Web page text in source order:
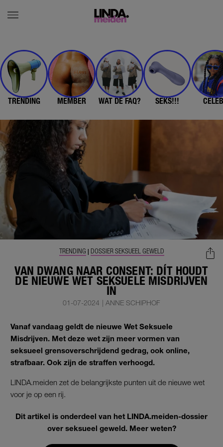
TRENDING MEMBER WAT DE FAQ? SEKS!!!
VAN DWANG NAAR CONSENT: DÍT HOUDT
DE NIEUWE WET SEKSUELE MISDRIJVEN
IN
TRENDING | DOSSIER SEKSUEEL GEWELD
01-07-2024 | ANNE SCHIPHOF
Vanaf vandaag geldt de nieuwe Wet Seksuele
Misdrijven. Met deze wet zijn meer vormen van
seksueel grensoverschrijdend gedrag, ook online,
strafbaar. Ook zijn de straffen verhoogd.
LINDA.meiden zet de belangrijkste punten uit de nieuwe wet
voor je op een rij.
Dit artikel is onderdeel van het LINDA.meiden-dossier
over seksueel geweld. Meer weten?